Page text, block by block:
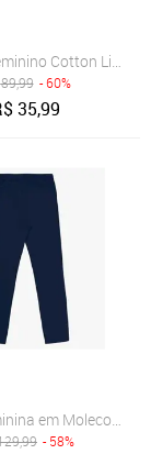
Azul
Cotton
89,99 - 60%
35,99
Rovitex Preto
em Molecotton
- 58%